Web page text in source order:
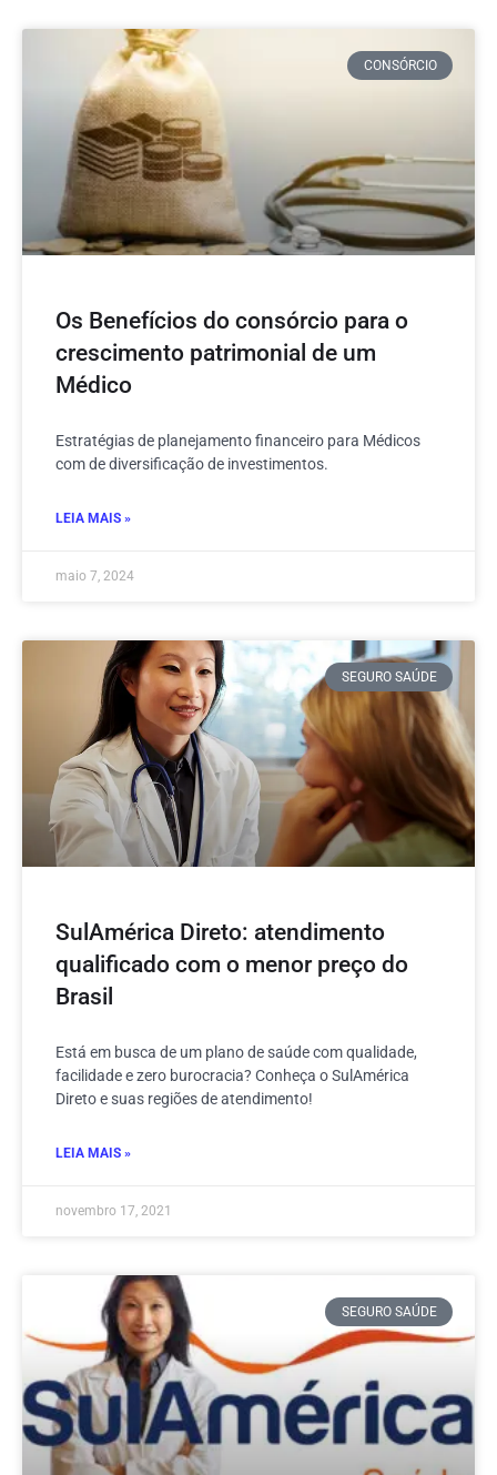
CONSÓRCIO
Os Benefícios do consórcio para o
crescimento patrimonial de um
Médico
Estratégias de planejamento financeiro para Médicos
com de diversificação de investimentos.
LEIA MAIS »
maio 7, 2024
SEGURO SAÚDE
SulAmérica Direto: atendimento
qualificado com o menor preço do
Brasil
Está em busca de um plano de saúde com qualidade,
facilidade e zero burocracia? Conheça o SulAmérica
Direto e suas regiões de atendimento!
LEIA MAIS »
novembro 17, 2021
SEGURO SAÚDE